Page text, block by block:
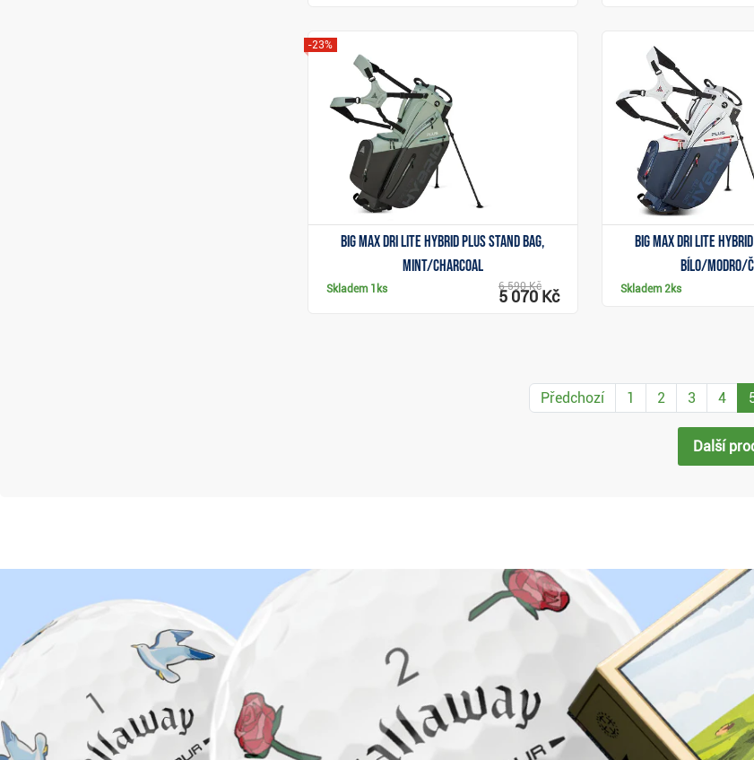
Big Max Dri Lite Hybrid Plus stand bag,
mint/charcoal
-23%
Skladem 1ks 6 590 Kč
5 070 Kč
Zobrazit
Big Max Dri Lite
bílo/modro/
Skladem2ks
Zobrazit
Předchozí 1 2 3 4
Další
Proč nakoupit u Golf pro